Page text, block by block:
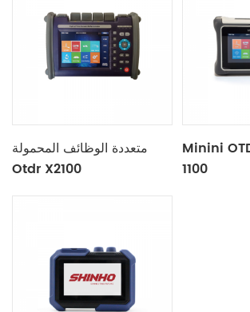
متعددة الوظائف المحمولة
Otdr X2100
Minini
1100